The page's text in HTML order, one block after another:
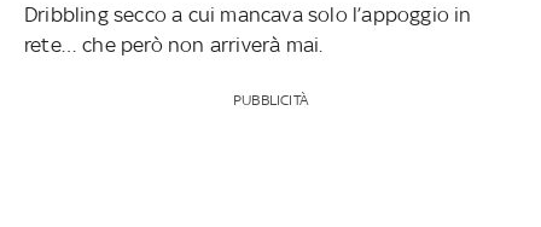
Dribbling secco a cui mancava solo l’appoggio in
rete… che però non arriverà mai.
PUBBLICITÀ